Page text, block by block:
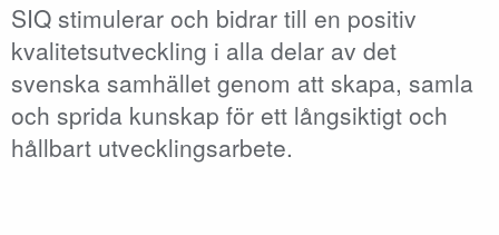
SIQ stimulerar och bidrar till en positiv
kvalitetsutveckling i alla delar av det
svenska samhället genom att skapa, samla
och sprida kunskap för ett långsiktigt och
hållbart utvecklingsarbete.